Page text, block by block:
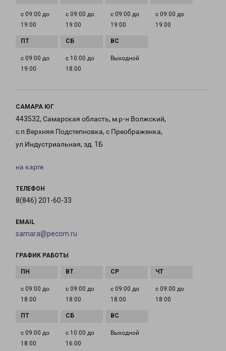
с 09:00 до
19:00
с 09:00 до
19:00
с 09:00 до
19:00
с 09:00 до
19:00
с 09:00 до
19:00
с 10:00 до
18:00
Выходной
САМАРА ЮГ
443532, Самарская область, м.р-н Волжский,
с.п.Верхняя Подстепновка, с Преображенка,
ул.Индустриальная, зд. 1Б
на карте
ТЕЛЕФОН
8(846) 201-60-33
EMAIL
samara@pecom.ru
ГРАФИК РАБОТЫ
с 09:00 до
18:00
с 09:00 до
18:00
с 09:00 до
18:00
с 09:00 до
18:00
с 09:00 до
18:00
с 10:00 до
16:00
Выходной